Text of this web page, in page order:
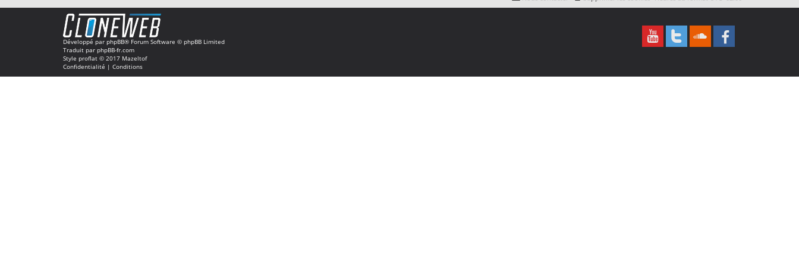
Développé par phpBB® Forum Software © phpBB Limited
Traduit par phpBB-fr.com
Style proflat © 2017 Mazeltof
Confidentialité | Conditions